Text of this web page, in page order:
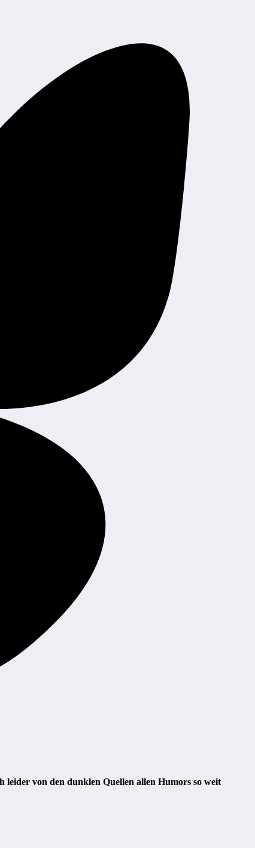
von den dunklen Quellen allen Humors so weit